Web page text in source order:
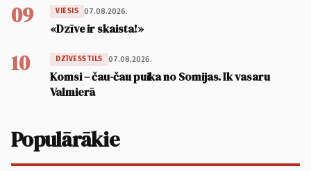
09 VIESIS 07.08.2026.
«Dzīve ir skaista!»
10 DZĪVESSTILS 07.08.2026.
Komsi – čau-čau puika no Somijas. Ik vasaru
Valmierā
Populārākie